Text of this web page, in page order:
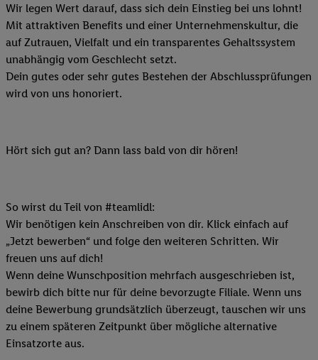
Wir legen Wert darauf, dass sich dein Einstieg bei uns lohnt!
Mit attraktiven Benefits und einer Unternehmenskultur, die
auf Zutrauen, Vielfalt und ein transparentes Gehaltssystem
unabhängig vom Geschlecht setzt.
Dein gutes oder sehr gutes Bestehen der Abschlussprüfungen
wird von uns honoriert.
Hört sich gut an? Dann lass bald von dir hören!
So wirst du Teil von #teamlidl:
Wir benötigen kein Anschreiben von dir. Klick einfach auf
„Jetzt bewerben“ und folge den weiteren Schritten. Wir
freuen uns auf dich!
Wenn deine Wunschposition mehrfach ausgeschrieben ist,
bewirb dich bitte nur für deine bevorzugte Filiale. Wenn uns
deine Bewerbung grundsätzlich überzeugt, tauschen wir uns
zu einem späteren Zeitpunkt über mögliche alternative
Einsatzorte aus.